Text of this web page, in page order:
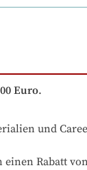
Euro.
und
Rabatt